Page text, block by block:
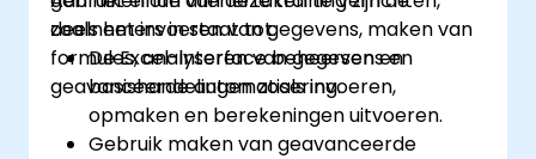
zoals het invoeren van gegevens, maken van
formules, analyseren van gegevens en
geavanceerde automatisering.
deelnemers in staat tot:
De Excel-interface beheersen en
basishandelingen zoals invoeren,
opmaken en berekeningen uitvoeren.
Gebruik maken van geavanceerde